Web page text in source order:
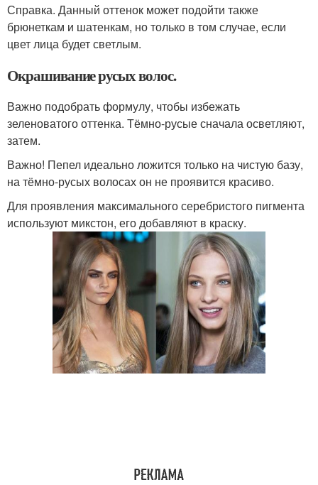
Справка. Данный оттенок может подойти также
брюнеткам и шатенкам, но только в том случае, если
цвет лица будет светлым.
Окрашивание русых волос.
Важно подобрать формулу, чтобы избежать
зеленоватого оттенка. Тёмно-русые сначала осветляют,
затем.
Важно! Пепел идеально ложится только на чистую базу,
на тёмно-русых волосах он не проявится красиво.
Для проявления максимального серебристого пигмента
используют микстон, его добавляют в краску.